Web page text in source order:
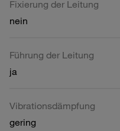
Fixierung der Leitung
nein
Führung der Leitung
ja
Vibrationsdämpfung
gering